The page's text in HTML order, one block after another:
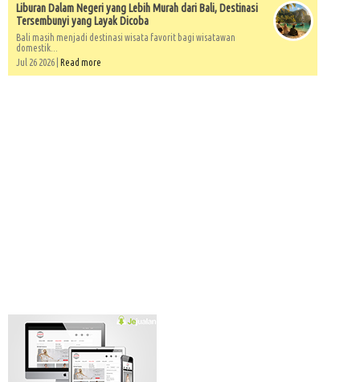
Liburan Dalam Negeri yang Lebih Murah dari Bali, Destinasi
Tersembunyi yang Layak Dicoba
Bali masih menjadi destinasi wisata favorit bagi wisatawan
domestik...
Jul 26 2026 | Read more